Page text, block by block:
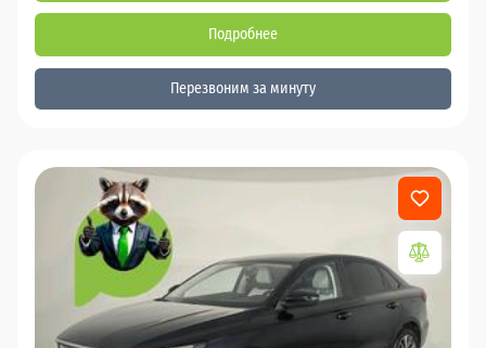
Подробнее
Перезвоним за минуту